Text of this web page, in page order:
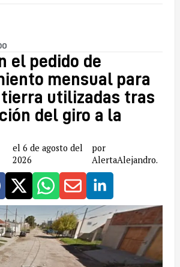
el pedido de
mensual para
utilizadas tras
del giro a la
el 6 de agosto del
2026
por
AlertaAlejandro.